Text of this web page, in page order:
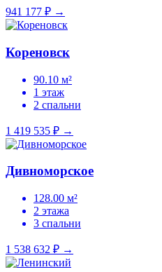
941 177 ₽ →
Кореновск
90.10 м²
1 этаж
2 спальни
1 419 535 ₽ →
Дивноморское
128.00 м²
2 этажа
3 спальни
1 538 632 ₽ →